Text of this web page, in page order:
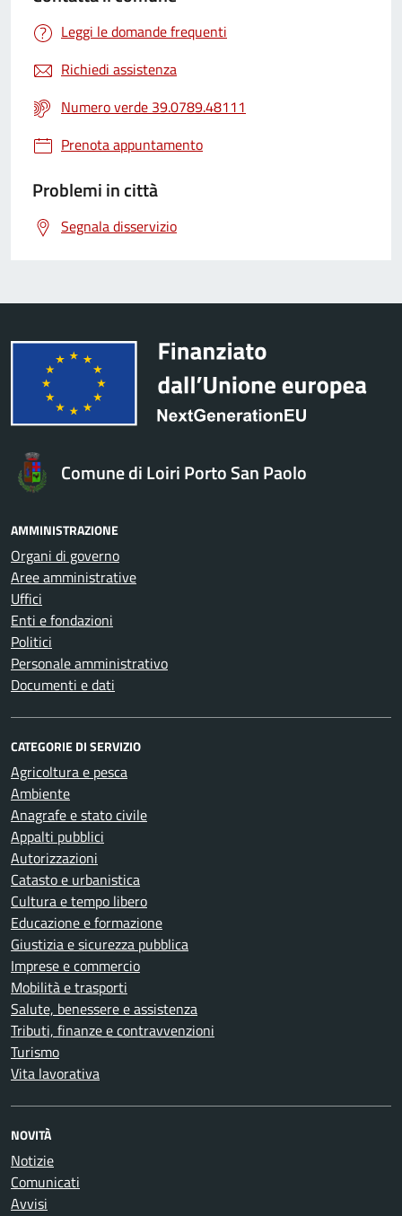
Leggi le domande frequenti
Richiedi assistenza
Numero verde 39.0789.48111
Prenota appuntamento
Problemi in città
Segnala disservizio
Comune di Loiri Porto San Paolo
AMMINISTRAZIONE
Organi di governo
Aree amministrative
Uffici
Enti e fondazioni
Politici
Personale amministrativo
Documenti e dati
CATEGORIE DI SERVIZIO
Agricoltura e pesca
Ambiente
Anagrafe e stato civile
Appalti pubblici
Autorizzazioni
Catasto e urbanistica
Cultura e tempo libero
Educazione e formazione
Giustizia e sicurezza pubblica
Imprese e commercio
Mobilità e trasporti
Salute, benessere e assistenza
Tributi, finanze e contravvenzioni
Turismo
Vita lavorativa
NOVITÀ
Notizie
Comunicati
Avvisi